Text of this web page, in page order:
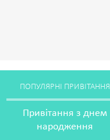
ПОПУЛЯРНІ ПРИВІТАННЯ
Привітання з днем
народження